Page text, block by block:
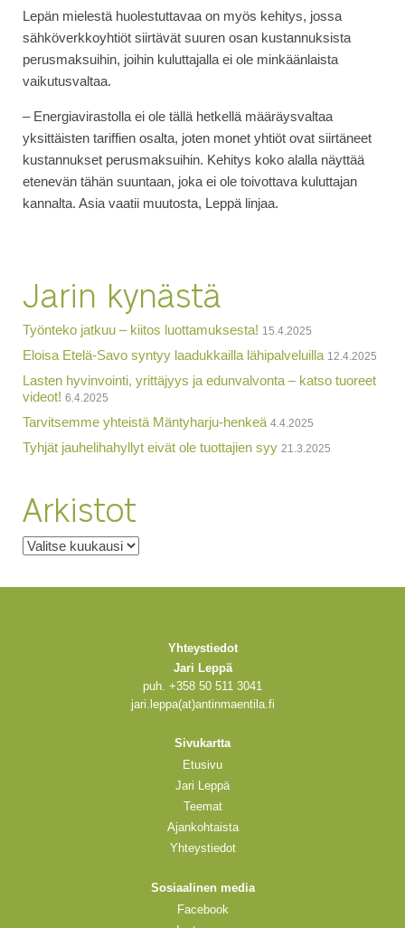
Lepän mielestä huolestuttavaa on myös kehitys, jossa
sähköverkkoyhtiöt siirtävät suuren osan kustannuksista
perusmaksuihin, joihin kuluttajalla ei ole minkäänlaista
vaikutusvaltaa.
– Energiavirastolla ei ole tällä hetkellä määräysvaltaa
yksittäisten tariffien osalta, joten monet yhtiöt ovat siirtäneet
kustannukset perusmaksuihin. Kehitys koko alalla näyttää
etenevän tähän suuntaan, joka ei ole toivottava kuluttajan
kannalta. Asia vaatii muutosta, Leppä linjaa.
Jarin kynästä
Työnteko jatkuu – kiitos luottamuksesta! 15.4.2025
Eloisa Etelä-Savo syntyy laadukkailla lähipalveluilla 12.4.2025
Lasten hyvinvointi, yrittäjyys ja edunvalvonta – katso tuoreet
videot! 6.4.2025
Tarvitsemme yhteistä Mäntyharju-henkeä 4.4.2025
Tyhjät jauhelihahyllyt eivät ole tuottajien syy 21.3.2025
Arkistot
Arkistot
Yhteystiedot
Jari Leppä
puh. +358 50 511 3041
jari.leppa(at)antinmaentila.fi
Sivukartta
Etusivu
Jari Leppä
Teemat
Ajankohtaista
Yhteystiedot
Sosiaalinen media
Facebook